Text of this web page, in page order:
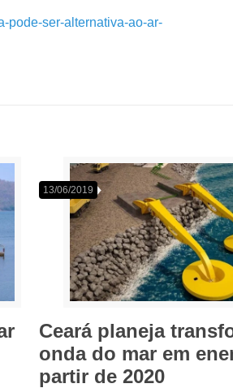
pode-ser-alternativa-ao-ar-
13/06/2019
Ceará planeja
onda do mar em
partir de 2020